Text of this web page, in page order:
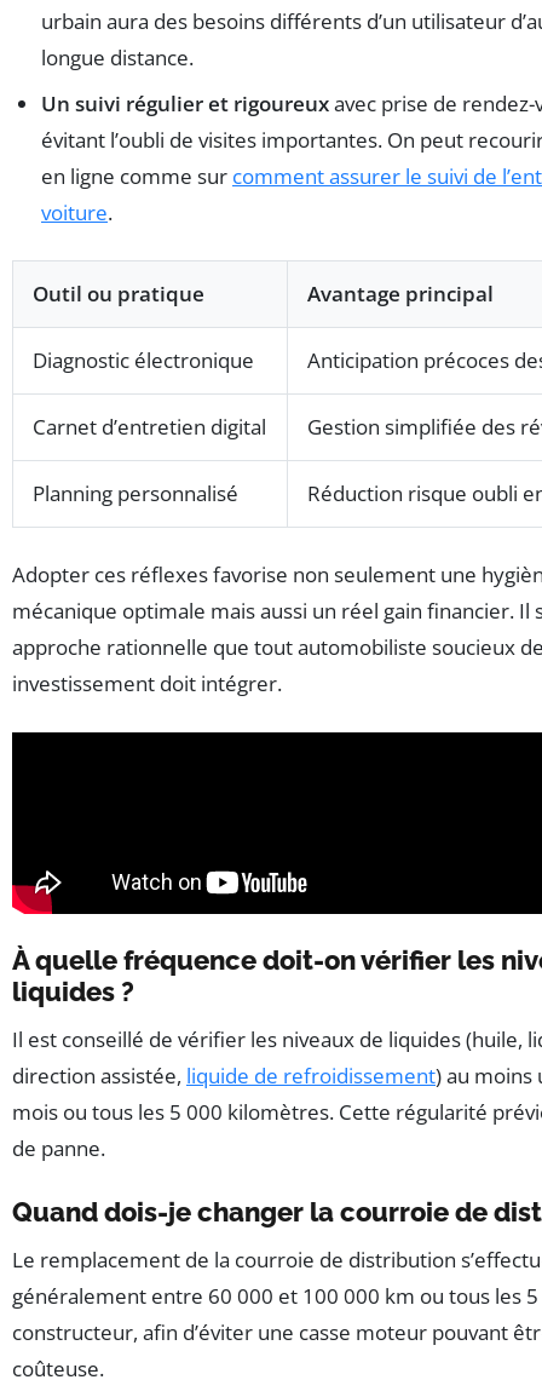
urbain aura des besoins différents d’un utilisateur
longue distance.
Un suivi régulier et rigoureuxavec prise de
évitant l’oubli de visites importantes. On peut
en ligne comme sur comment assurer le suivi de
voiture.
Outil ou pratique Avantage principal
Diagnostic électronique Anticipation précoces
Carnet d’entretien digital Gestion simplifiée des
Planning personnalisé Réduction risque oubli
Adopter ces réflexes favorise non seulement une
mécanique optimale mais aussi un réel gain financier. Il
approche rationnelle que tout automobiliste soucieux
investissement doit intégrer.
À quelle fréquence doit-on vérifier les
liquides ?
Il est conseillé de vérifier les niveaux de liquides (huile,
direction assistée, liquide de refroidissement) au moins
mois ou tous les 5 000 kilomètres. Cette régularité
de panne.
Quand dois-je changer la courroie de
Le remplacement de la courroie de distribution
généralement entre 60 000 et 100 000 km ou tous les 5
constructeur, afin d’éviter une casse moteur pouvant
coûteuse.